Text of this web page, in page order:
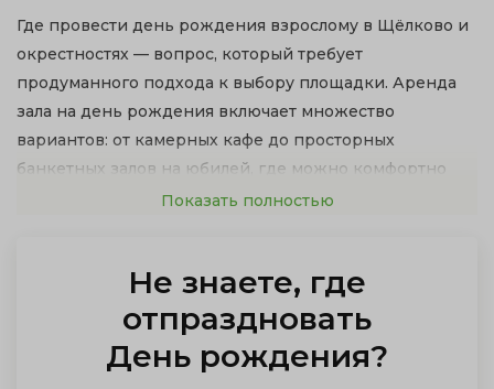
Где провести день рождения взрослому в Щёлково и
окрестностях — вопрос, который требует
продуманного подхода к выбору площадки. Аренда
зала на день рождения включает множество
вариантов: от камерных кафе до просторных
банкетных залов на юбилей, где можно комфортно
разместить всех гостей. Стоимость банкета на день
дополнительных услуг.
Показать полностью
Не знаете, где
отпраздновать
День рождения?